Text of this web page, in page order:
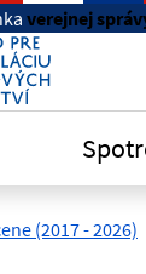
verejnej
(2017 - 2026)